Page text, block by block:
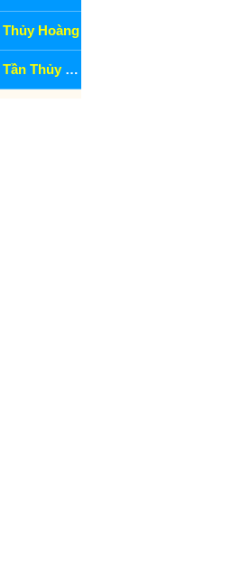
Thủy Hoàng
Tần Thủy Hoàng